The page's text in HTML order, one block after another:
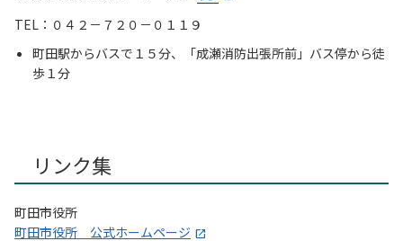
TEL：０４２－７２０－０１１９
町田駅からバスで１５分、「成瀬消防出張所前」バス停から徒
歩１分
リンク集
町田市役所
町田市役所 公式ホームページ